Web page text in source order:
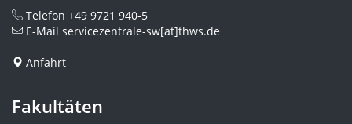
Telefon +49 9721 940-5
E-Mail servicezentrale-sw[at]thws.de
Anfahrt
Fakultäten